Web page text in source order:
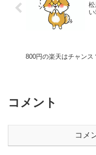
い
800円の楽天はチャンス
コメント
コメ